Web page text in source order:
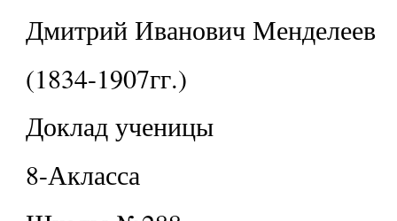
Дмитрий Иванович Менделеев
(1834-1907гг.)
Доклад ученицы
8-Акласса